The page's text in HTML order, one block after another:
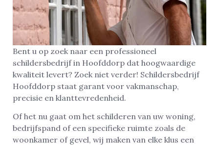
Bent u op zoek naar een professioneel
schildersbedrijf in Hoofddorp dat hoogwaardige
kwaliteit levert? Zoek niet verder! Schildersbedrijf
Hoofddorp staat garant voor vakmanschap,
precisie en klanttevredenheid.
Of het nu gaat om het schilderen van uw woning,
bedrijfspand of een specifieke ruimte zoals de
woonkamer of gevel, wij maken van elke klus een